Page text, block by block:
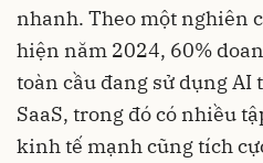
nhanh. Theo một nghiên
hiện năm 2024, 60%
toàn cầu đang sử dụng AI
SaaS, trong đó có nhiều
kinh tế mạnh cũng tích